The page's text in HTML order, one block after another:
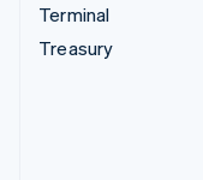
Terminal
Treasury